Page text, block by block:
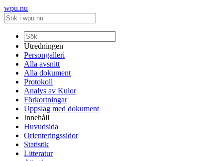
wpu.nu
Utredningen
Persongalleri
Alla avsnitt
Alla dokument
Protokoll
Analys av Kulor
Förkortningar
Uppslag med dokument
Innehåll
Huvudsida
Orienteringssidor
Statistik
Litteratur